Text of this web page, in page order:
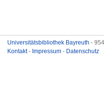
Universitätsbibliothek Bayreuth -
Kontakt- Impressum - Datenschutz